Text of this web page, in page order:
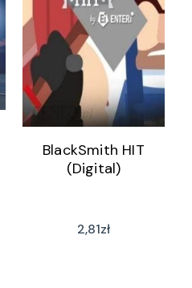
BlackSmith HIT
(Digital)
2,81zł